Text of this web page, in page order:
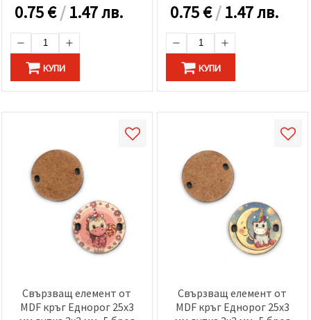
0.75€/1.47 лв.
КУПИ
0.75€/1.47 лв.
КУПИ
Свързващ елемент от
MDF кръг Еднорог 25x3
Свързващ елемент от
MDF кръг Еднорог 25x3